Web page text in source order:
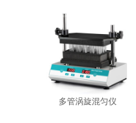
多管涡旋混匀仪